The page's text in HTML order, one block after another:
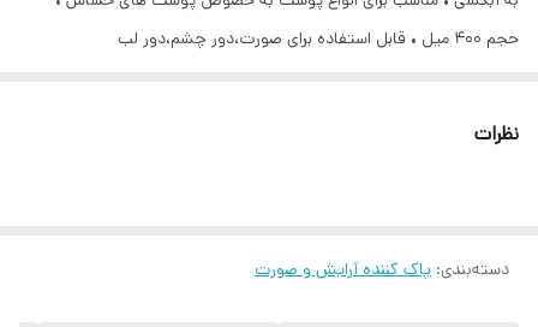
حجم ۴۰۰ میل • قابل استفاده برای صورت،دور چشم،دور لب
نظرات
دسته‌بندی: پاک کننده آرایش و صورت